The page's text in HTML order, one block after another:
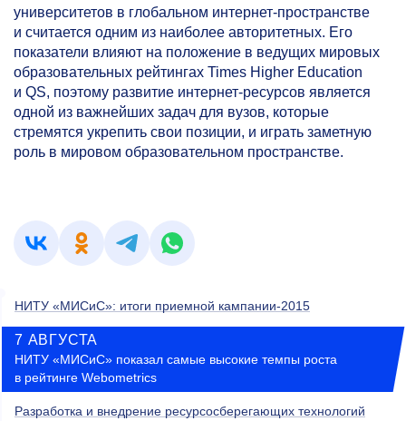
университетов в глобальном интернет-пространстве
и считается одним из наиболее авторитетных. Его
показатели влияют на положение в ведущих мировых
образовательных рейтингах Times Higher Education
и QS, поэтому развитие интернет-ресурсов является
одной из важнейших задач для вузов, которые
стремятся укрепить свои позиции, и играть заметную
роль в мировом образовательном пространстве.
НИТУ «МИСиС»: итоги приемной кампании-2015
7 АВГУСТА
НИТУ «МИСиС» показал самые высокие темпы роста
в рейтинге Webometrics
Разработка и внедрение ресурсосберегающих технологий